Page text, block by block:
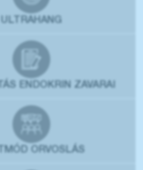
ULTRAHANG
ENDOKRIN ZAVARAI
ORVOSLÁS